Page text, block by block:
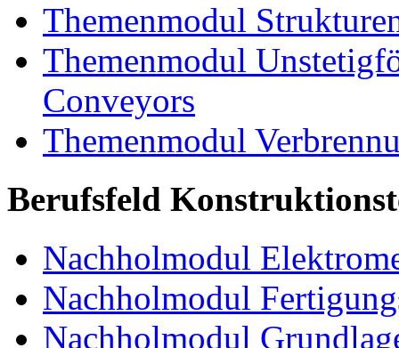
Themenmodul
Themenmodul
Conveyors
Themenmodul
Berufsfeld
Nachholmodul
Nachholmodul
Nachholmodul